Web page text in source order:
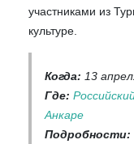
участниками из
культуре.
Когда: 13
Где:
Анкаре
Подробности: